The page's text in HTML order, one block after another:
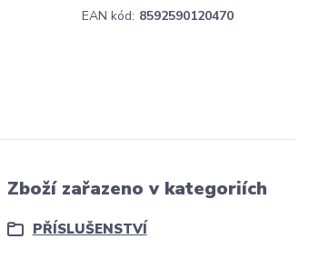
EAN kód: 8592590120470
Zboží zařazeno v kategoriích
PŘÍSLUŠENSTVÍ